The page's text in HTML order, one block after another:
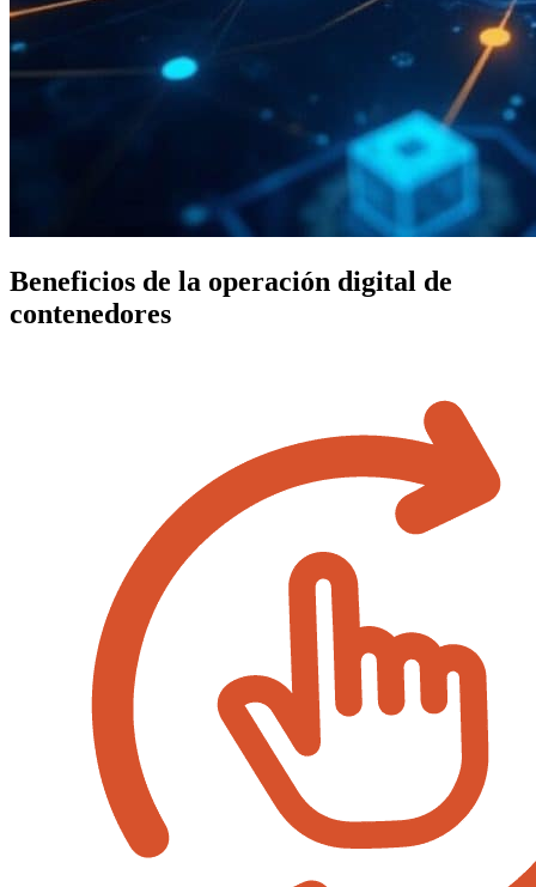
Beneficios de la operación digital de
contenedores